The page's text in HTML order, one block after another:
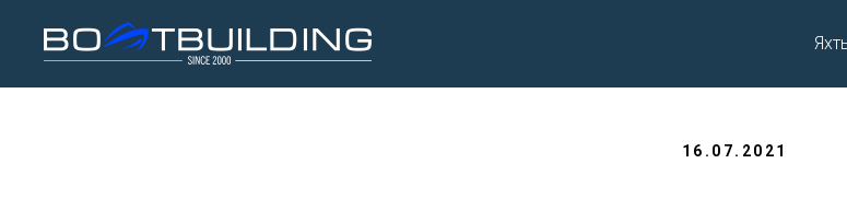
16.07.2021